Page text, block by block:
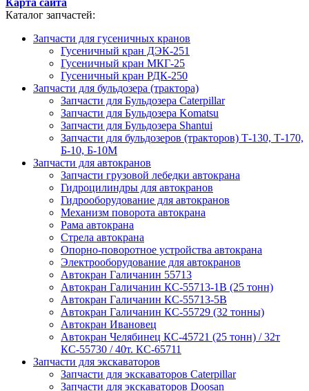
Карта сайта
Каталог запчастей:
Запчасти для гусеничных кранов
Гусеничный кран ДЭК-251
Гусеничный кран МКГ-25
Гусеничный кран РДК-250
Запчасти для бульдозера (трактора)
Запчасти для Бульдозера Caterpillar
Запчасти для Бульдозера Komatsu
Запчасти для Бульдозера Shantui
Запчасти для бульдозеров (тракторов) Т-130, Т-170,
Б-10, Б-10М
Запчасти для автокранов
Запчасти грузовой лебедки автокрана
Гидроцилиндры для автокранов
Гидрооборудование для автокранов
Механизм поворота автокрана
Рама автокрана
Стрела автокрана
Опорно-поворотное устройства автокрана
Электрооборудование для автокранов
Автокран Галичанин 55713
Автокран Галичанин КС-55713-1В (25 тонн)
Автокран Галичанин КС-55713-5В
Автокран Галичанин КС-55729 (32 тонны)
Автокран Ивановец
Автокран Челябинец КС-45721 (25 тонн) / 32т
КС-55730 / 40т. КС-65711
Запчасти для экскаваторов
Запчасти для экскаваторов Caterpillar
Запчасти для экскаваторов Doosan